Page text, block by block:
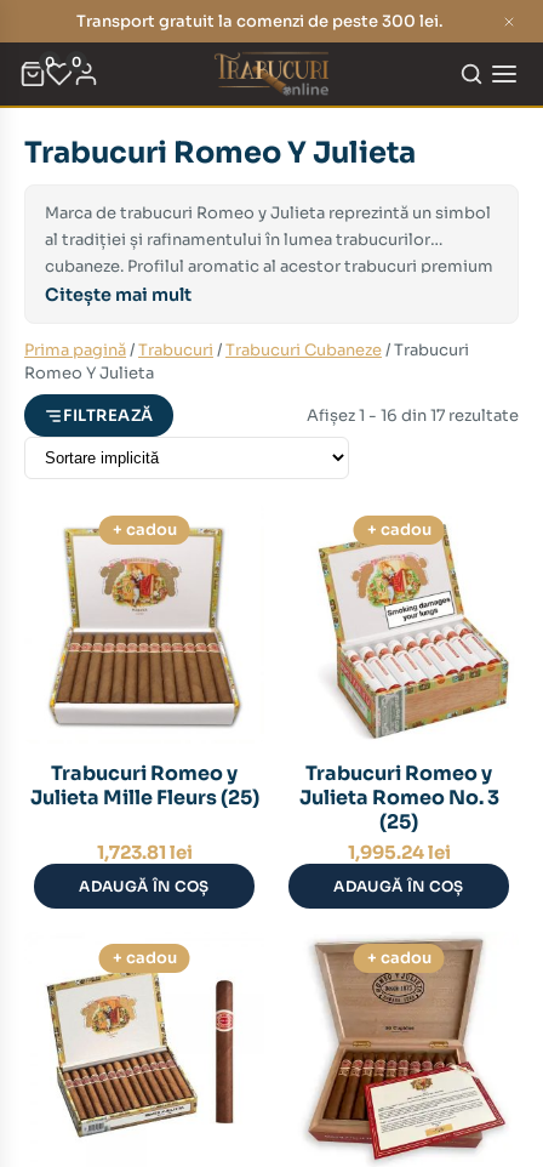
Transport gratuit la comenzi de peste 300 lei.
0 0
Trabucuri Romeo Y Julieta
Marca de trabucuri Romeo y Julieta reprezintă un simbol
al tradiției și rafinamentului în lumea trabucurilor
cubaneze. Profilul aromatic al acestor trabucuri premium
include note de cedru, piele, nuci și condimente, oferind
Citește mai mult
Prima pagină/Trabucuri /Trabucuri Cubaneze/ Trabucuri
Romeo Y Julieta
FILTREAZĂ Afișez 1 - 16 din 17 rezultate
+ cadou
Trabucuri Romeo y
Julieta Mille Fleurs (25)
1,723.81 lei
ADAUGĂ ÎN COȘ
+ cadou
Trabucuri Romeo y
Julieta Romeo No. 3
(25)
1,995.24lei
ADAUGĂ ÎN COȘ
+ cadou + cadou